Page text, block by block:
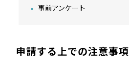
事前アンケート
申請する上での注意事項